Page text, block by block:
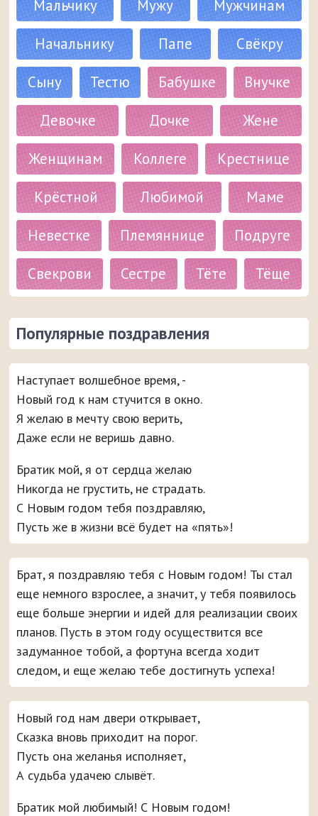
Мальчику Мужу
Мужчинам
Начальнику
Папе
Свёкру
Сыну
Тестю Бабушке
Внучке
Девочке
Дочке
Жене
Женщинам
Коллеге
Крестнице
Крёстной
Любимой
Маме
Невестке
Племяннице
Подруге
Свекрови
Сестре Тёте Тёще
Популярные поздравления
Наступает волшебное время, -
Новый год к нам стучится в окно.
Я желаю в мечту свою верить,
Даже если не веришь давно.
Братик мой, я от сердца желаю
Никогда не грустить, не страдать.
С Новым годом тебя поздравляю,
Пусть же в жизни всё будет на «пять»!
Брат, я поздравляю тебя с Новым годом! Ты стал
еще немного взрослее, а значит, у тебя появилось
еще больше энергии и идей для реализации своих
планов. Пусть в этом году осуществится все
задуманное тобой, а фортуна всегда ходит
следом, и еще желаю тебе достигнуть успеха!
Новый год нам двери открывает,
Сказка вновь приходит на порог.
Пусть она желанья исполняет,
А судьба удачею слывёт.
Братик мой любимый! С Новым годом!